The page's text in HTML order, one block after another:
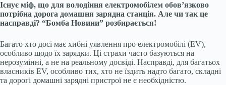
Існує міф, що для володіння електромобілем обов’язково
потрібна дорога домашня зарядна станція. Але чи так це
насправді? “Бомба Новини” розбирається!
Багато хто досі має хибні уявлення про електромобілі (EV),
особливо щодо їх зарядки. Ці страхи часто базуються на
нерозумінні, а не на реальному досвіді. Насправді, для багатьох
власників EV, особливо тих, хто не їздить надто багато, складні
та дорогі домашні зарядні пристрої не є необхідністю.